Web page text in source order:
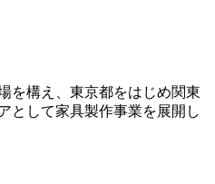
を構え、東京都をはじめ関東
として家具製作事業を展開し